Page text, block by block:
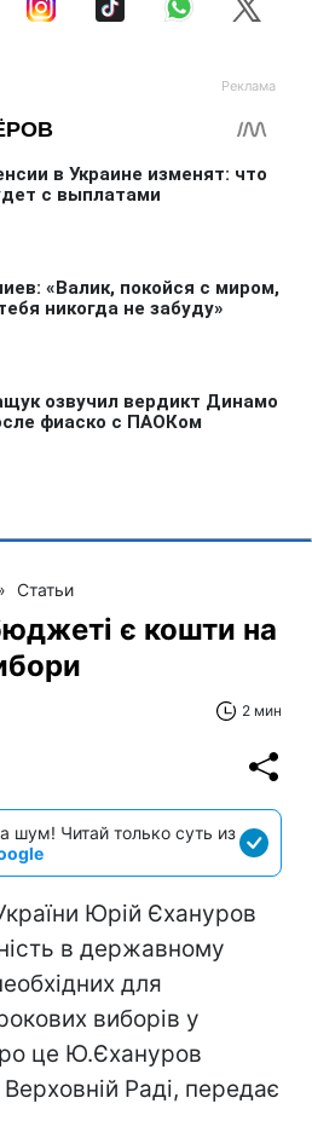
Статьи
є кошти на
2 мин
шум! Читай только суть из
Юрій Єхануров
в державному
для
виборів у
це Ю.Єхануров
Раді, передає